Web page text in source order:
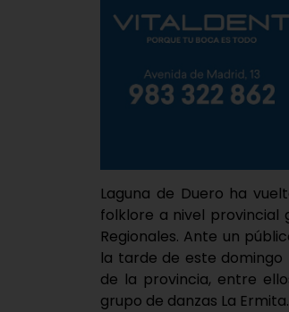
Laguna de Duero ha
folklore a nivel provincial
Regionales. Ante un
la tarde de este domingo
de la provincia, entre
grupo de danzas La Ermita.